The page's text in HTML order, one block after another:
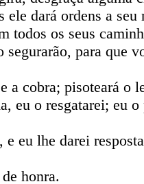
ele dará ordens a seu
todos os seus
segurarão, para que
a cobra; pisoteará o
eu o resgatarei; eu
eu lhe darei
honra.